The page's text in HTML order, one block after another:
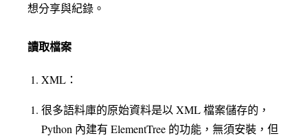
想分享與紀錄。
讀取檔案
XML：
很多語料庫的原始資料是以 XML 檔案儲存的，
Python 內建有 ElementTree 的功能，無須安裝，但